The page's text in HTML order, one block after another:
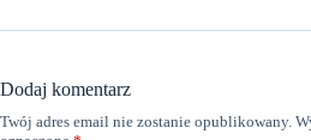
Dodaj komentarz
Twój adres email nie zostanie opublikowany.